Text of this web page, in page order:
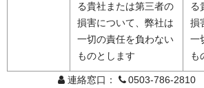
る貴社または第三者の
損害について、弊社は
一切の責任を負わない
ものとします
る
損
一
も
連絡窓口： 0503-786-2810